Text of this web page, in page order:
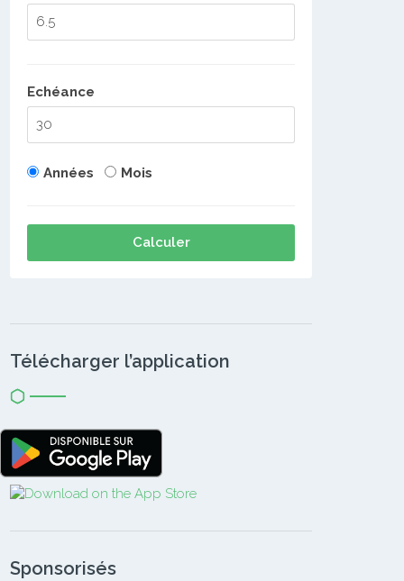
Echéance
Années Mois
Calculer
Télécharger l’application
Sponsorisés